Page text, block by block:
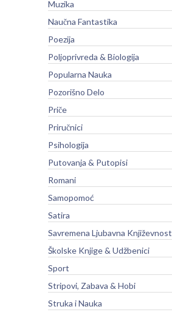
Muzika
Naučna Fantastika
Poezija
Poljoprivreda & Biologija
Popularna Nauka
Pozorišno Delo
Priče
Priručnici
Psihologija
Putovanja & Putopisi
Romani
Samopomoć
Satira
Savremena Ljubavna Književnost
Školske Knjige & Udžbenici
Sport
Stripovi, Zabava & Hobi
Struka i Nauka